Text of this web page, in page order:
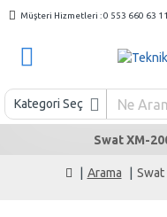
Müşteri Hizmetleri : 0 553 660 63
Kategori Seç
Arama Swat
Swat XM-